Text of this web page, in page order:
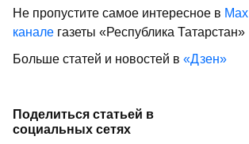
Не пропустите самое интересное в Max
канале газеты «Республика Татарстан»
Больше статей и новостей в «Дзен»
Поделиться статьей в
социальных сетях